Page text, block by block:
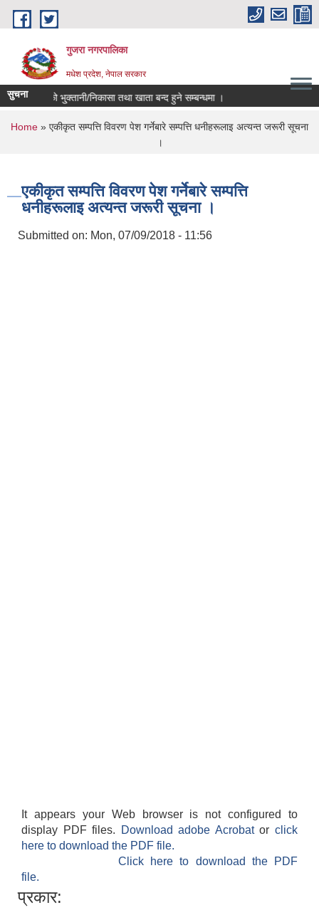
Skip to main content
गुजरा नगरपालिका
मधेश प्रदेश, नेपाल सरकार
सुचना
८३ को भु्क्तानी/निकासा तथा खाता बन्द हुने सम्बन्धमा ।
You are here
Home » एकीकृत सम्पत्ति विवरण पेश गर्नेबारे सम्पत्ति धनीहरूलाइ अत्यन्त जरूरी सूचना
।
एकीकृत सम्पत्ति विवरण पेश गर्नेबारे सम्पत्ति
धनीहरूलाइ अत्यन्त जरूरी सूचना ।
Submitted on: Mon, 07/09/2018 - 11:56
It appears your Web browser is not configured to
display PDF files.
Download adobe Acrobatorclick
here to download the PDF file.
Click here to download the PDF
file.
प्रकार: